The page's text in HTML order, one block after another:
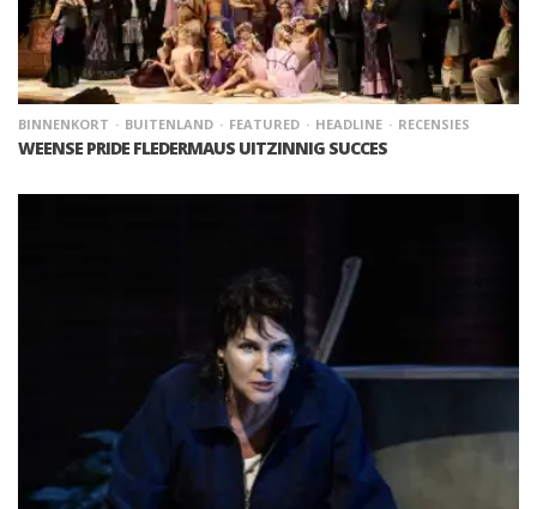
BINNENKORT BUITENLAND FEATURED HEADLINE RECENSIES
WEENSE PRIDE FLEDERMAUS UITZINNIG SUCCES